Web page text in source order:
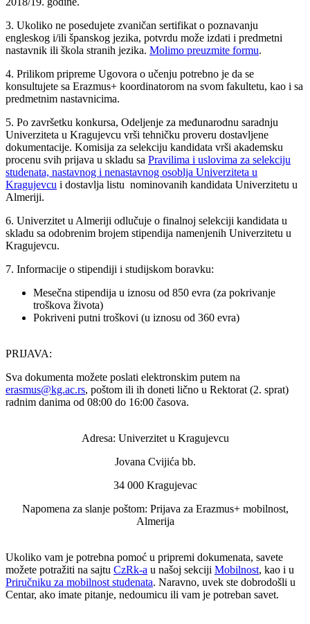
3. Ukoliko ne posedujete zvaničan sertifikat o poznavanju
engleskog i/ili španskog jezika, potvrdu može izdati i predmetni
nastavnik ili škola stranih jezika. Molimo preuzmite formu.
4. Prilikom pripreme Ugovora o učenju potrebno je da se
konsultujete sa Erazmus+ koordinatorom na svom fakultetu, kao i sa
predmetnim nastavnicima.
5. Po završetku konkursa, Odeljenje za međunarodnu saradnju
Univerziteta u Kragujevcu vrši tehničku proveru dostavljene
dokumentacije. Komisija za selekciju kandidata vrši akademsku
procenu svih prijava u skladu sa Pravilima i uslovima za selekciju
studenata, nastavnog i nenastavnog osoblja Univerziteta u
Kragujevcu i dostavlja listu nominovanih kandidata Univerzitetu u
Almeriji.
6. Univerzitet u Almeriji odlučuje o finalnoj selekciji kandidata u
skladu sa odobrenim brojem stipendija namenjenih Univerzitetu u
Kragujevcu.
7. Informacije o stipendiji i studijskom boravku:
Mesečna stipendija u iznosu od 850 evra (za pokrivanje
troškova života)
Pokriveni putni troškovi (u iznosu od 360 evra)
PRIJAVA:
Sva dokumenta možete poslati elektronskim putem na
erasmus@kg.ac.rs, poštom ili ih doneti lično u Rektorat (2. sprat)
radnim danima od 08:00 do 16:00 časova.
Adresa: Univerzitet u Kragujevcu
Jovana Cvijića bb.
34 000 Kragujevac
Napomena za slanje poštom: Prijava za Erazmus+ mobilnost,
Almerija
Ukoliko vam je potrebna pomoć u pripremi dokumenata, savete
možete potražiti na sajtu CzRk-a u našoj sekciji Mobilnost, kao i u
Priručniku za mobilnost studenata. Naravno, uvek ste dobrodošli u
Centar, ako imate pitanje, nedoumicu ili vam je potreban savet.